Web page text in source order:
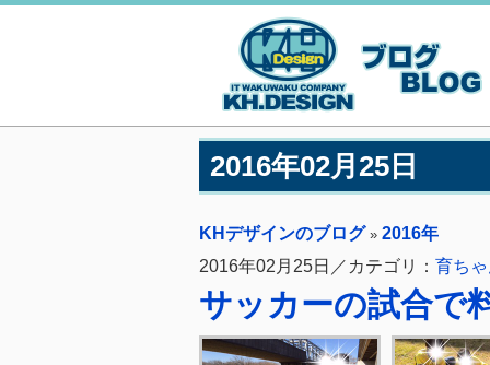
2016年02月25日
KHデザインのブログ » 2016年
2016年02月25日／カテゴリ： 育ち
サッカーの試合で